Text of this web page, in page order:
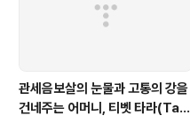
관세음보살의 눈물과 고통의 강을
건네주는 어머니, 티벳 타라(Tar